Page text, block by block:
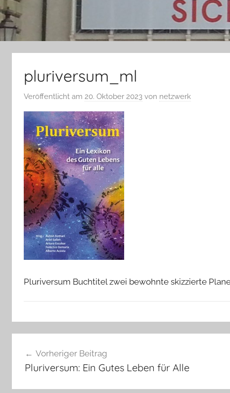
pluriversum_ml
Veröffentlicht am 20. Oktober 2023 von netzwerk
Pluriversum Buchtitel zwei bewohnte skizzierte
Vorheriger Beitrag
Pluriversum: Ein Gutes Leben für Alle